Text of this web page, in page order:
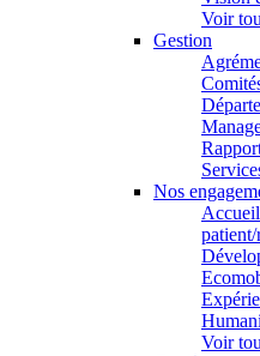
Voir
Gestion
Nos
Voir